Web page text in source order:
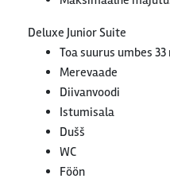
Deluxe Junior Suite
Toa suurus umbes 33
Merevaade
Diivanvoodi
Istumisala
Dušš
WC
Föön